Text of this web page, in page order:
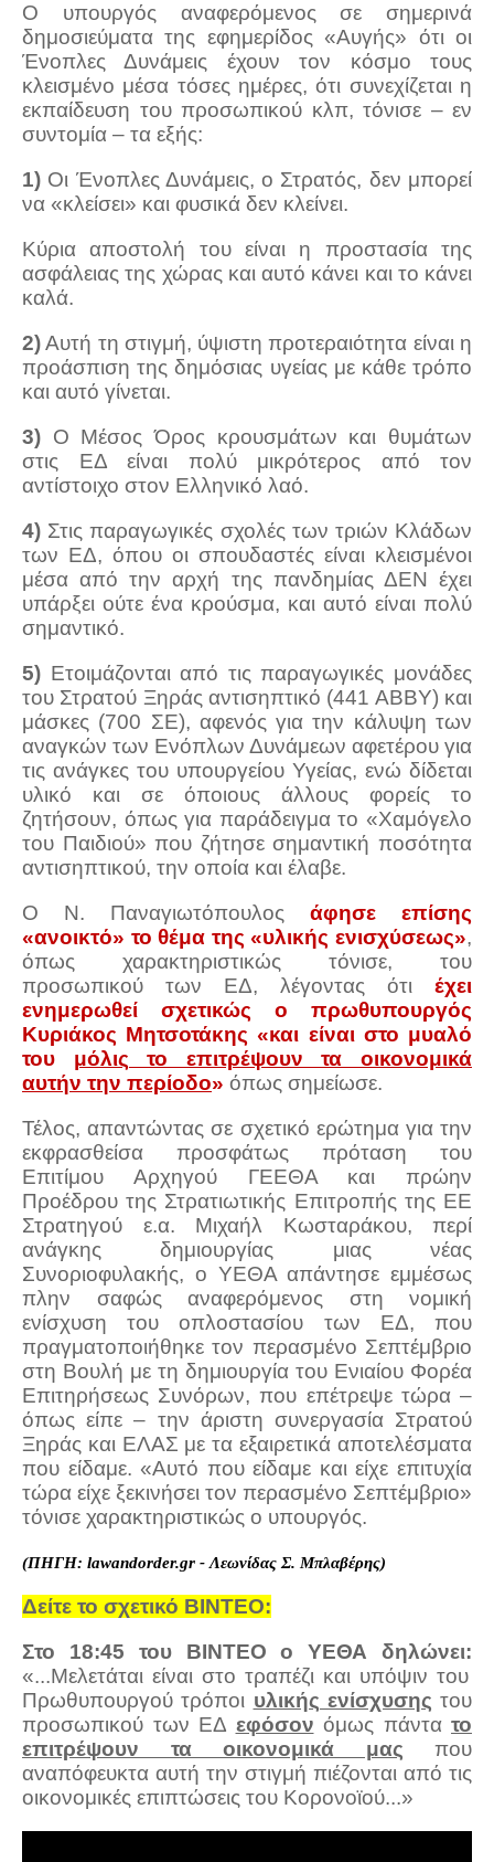
Ο υπουργός αναφερόμενος σε σημερινά
δημοσιεύματα της εφημερίδος «Αυγής» ότι οι
Ένοπλες Δυνάμεις έχουν τον κόσμο τους
κλεισμένο μέσα τόσες ημέρες, ότι συνεχίζεται η
εκπαίδευση του προσωπικού κλπ, τόνισε – εν
συντομία – τα εξής:
1) Οι Ένοπλες Δυνάμεις, ο Στρατός, δεν μπορεί
να «κλείσει» και φυσικά δεν κλείνει.
Κύρια αποστολή του είναι η προστασία της
ασφάλειας της χώρας και αυτό κάνει και το κάνει
καλά.
2)Αυτή τη στιγμή, ύψιστη προτεραιότητα είναι η
προάσπιση της δημόσιας υγείας με κάθε τρόπο
και αυτό γίνεται.
3) Ο Μέσος Όρος κρουσμάτων και θυμάτων
στις ΕΔ είναι πολύ μικρότερος από τον
αντίστοιχο στον Ελληνικό λαό.
4) Στις παραγωγικές σχολές των τριών Κλάδων
των ΕΔ, όπου οι σπουδαστές είναι κλεισμένοι
μέσα από την αρχή της πανδημίας ΔΕΝ έχει
υπάρξει ούτε ένα κρούσμα, και αυτό είναι πολύ
σημαντικό.
5) Ετοιμάζονται από τις παραγωγικές μονάδες
του Στρατού Ξηράς αντισηπτικό (441 ΑΒΒΥ) και
μάσκες (700 ΣΕ), αφενός για την κάλυψη των
αναγκών των Ενόπλων Δυνάμεων αφετέρου για
τις ανάγκες του υπουργείου Υγείας, ενώ δίδεται
υλικό και σε όποιους άλλους φορείς το
ζητήσουν, όπως για παράδειγμα το «Χαμόγελο
του Παιδιού» που ζήτησε σημαντική ποσότητα
αντισηπτικού, την οποία και έλαβε.
Ο Ν. Παναγιωτόπουλος άφησε επίσης
«ανοικτό» το θέμα της «υλικής ενισχύσεως»,
όπως χαρακτηριστικώς τόνισε, του
προσωπικού των ΕΔ, λέγοντας ότι έχει
ενημερωθεί σχετικώς ο πρωθυπουργός
Κυριάκος Μητσοτάκης «και είναι στο μυαλό
του μόλις το επιτρέψουν τα οικονομικά
αυτήν την περίοδο» όπως σημείωσε.
Τέλος, απαντώντας σε σχετικό ερώτημα για την
εκφρασθείσα προσφάτως πρόταση του
Επιτίμου Αρχηγού ΓΕΕΘΑ και πρώην
Προέδρου της Στρατιωτικής Επιτροπής της ΕΕ
Στρατηγού ε.α. Μιχαήλ Κωσταράκου, περί
ανάγκης δημιουργίας μιας νέας
Συνοριοφυλακής, ο ΥΕΘΑ απάντησε εμμέσως
πλην σαφώς αναφερόμενος στη νομική
ενίσχυση του οπλοστασίου των ΕΔ, που
πραγματοποιήθηκε τον περασμένο Σεπτέμβριο
στη Βουλή με τη δημιουργία του Ενιαίου Φορέα
Επιτηρήσεως Συνόρων, που επέτρεψε τώρα –
όπως είπε – την άριστη συνεργασία Στρατού
Ξηράς και ΕΛΑΣ με τα εξαιρετικά αποτελέσματα
που είδαμε. «Αυτό που είδαμε και είχε επιτυχία
τώρα είχε ξεκινήσει τον περασμένο Σεπτέμβριο»
τόνισε χαρακτηριστικώς ο υπουργός.
(ΠΗΓΗ: lawandorder.gr - Λεωνίδας Σ. Μπλαβέρης)
Δείτε το σχετικό ΒΙΝΤΕΟ:
Στο 18:45 του ΒΙΝΤΕΟ ο ΥΕΘΑ δηλώνει:
«...Μελετάται είναι στο τραπέζι και υπόψιν του
Πρωθυπουργού τρόποι υλικής ενίσχυσης του
πρoσωπικού των ΕΔ εφόσον όμως πάντα το
επιτρέψουν τα οικονομικά μας που
αναπόφευκτα αυτή την στιγμή πιέζονται από τις
οικονομικές επιπτώσεις του Κορονοϊού...»